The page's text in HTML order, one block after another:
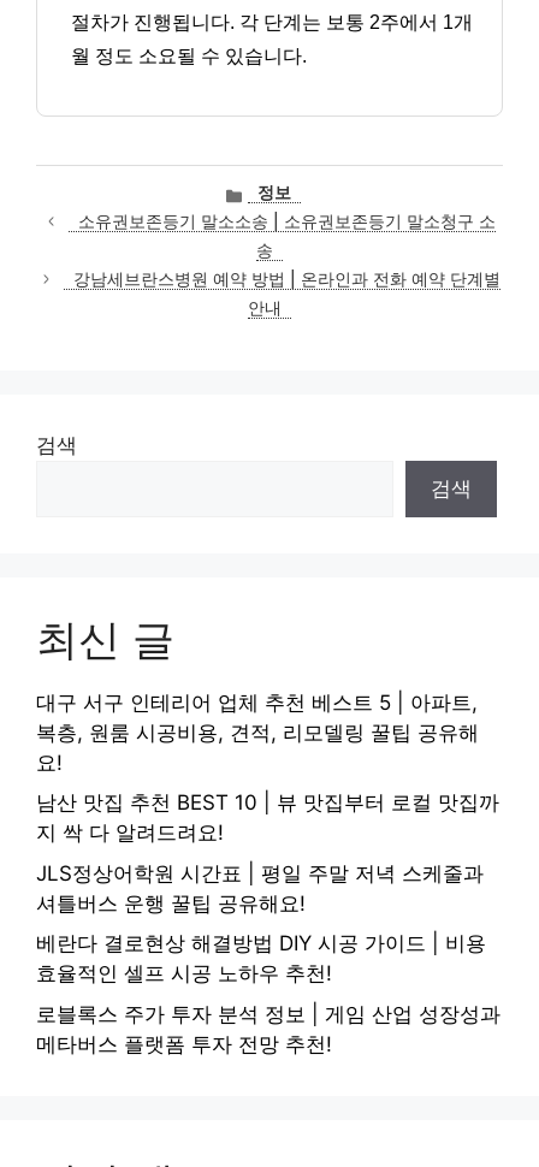
절차가 진행됩니다. 각 단계는 보통 2주에서 1개
월 정도 소요될 수 있습니다.
카
테
고
리
정보
소유권보존등기 말소소송 | 소유권보존등기 말소청구 소
송
강남세브란스병원 예약 방법 | 온라인과 전화 예약 단계별
안내
검색
검색
최신 글
대구 서구 인테리어 업체 추천 베스트 5 | 아파트,
복층, 원룸 시공비용, 견적, 리모델링 꿀팁 공유해
요!
남산 맛집 추천 BEST 10 | 뷰 맛집부터 로컬 맛집까
지 싹 다 알려드려요!
JLS정상어학원 시간표 | 평일 주말 저녁 스케줄과
셔틀버스 운행 꿀팁 공유해요!
베란다 결로현상 해결방법 DIY 시공 가이드 | 비용
효율적인 셀프 시공 노하우 추천!
로블록스 주가 투자 분석 정보 | 게임 산업 성장성과
메타버스 플랫폼 투자 전망 추천!